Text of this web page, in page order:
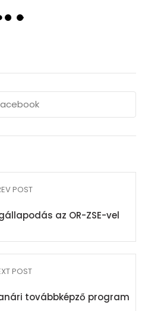
POST
az OR-ZSE-vel
POST
továbbképző program